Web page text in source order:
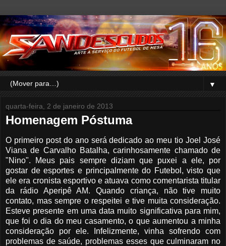
▼
quarta-feira, 2 de janeiro de 2013
Homenagem Póstuma
O primeiro post do ano será dedicado ao meu tio Joel José
Viana de Carvalho Batalha, carinhosamente chamado de
"Nino". Meus pais sempre diziam que puxei a ele, por
gostar de esportes e principalmente do Futebol, visto que
ele era cronista esportivo e atuava como comentarista titular
da rádio Aperipê AM. Quando criança, não tive muito
contato, mas sempre o respeitei e tive muita consideração.
Esteve presente em uma data muito significativa para mim,
que foi o dia do meu casamento, o que aumentou a minha
consideração por ele. Infelizmente, vinha sofrendo com
problemas de saúde, problemas esses que culminaram no